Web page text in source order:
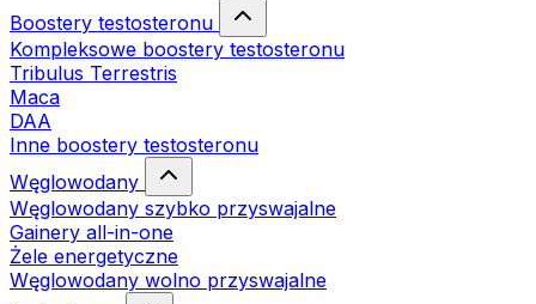
Boostery testosteronu
Kompleksowe boostery testosteronu
Tribulus Terrestris
Maca
DAA
Inne boostery testosteronu
Węglowodany
Węglowodany szybko przyswajalne
Gainery all-in-one
Żele energetyczne
Węglowodany wolno przyswajalne